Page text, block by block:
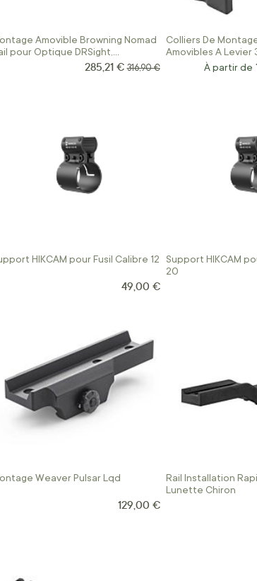
Amovible Browning Nomad
pour Optique DRSight,
CompactpointPrix Spécial
285,21 € Prix normal
316,90 €
Colliers De
Amovibles A Levier
À partir de
HIKCAM pour Fusil Calibre 12
49,00 €
Support HIKCAM
20
Weaver Pulsar Lqd
129,00 €
Rail Installation
Lunette Chiron